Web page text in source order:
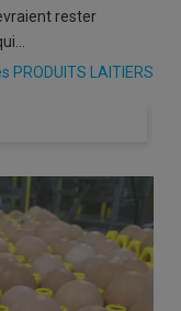
rester
PRODUITS LAITIERS